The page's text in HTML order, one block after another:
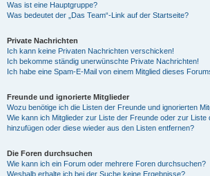
Was ist eine Hauptgruppe?
Was bedeutet der „Das Team“-Link auf der Startseite?
Private Nachrichten
Ich kann keine Privaten Nachrichten verschicken!
Ich bekomme ständig unerwünschte Private Nachrichten!
Ich habe eine Spam-E-Mail von einem Mitglied dieses
Freunde und ignorierte Mitglieder
Wozu benötige ich die Listen der Freunde und ignorierten
Wie kann ich Mitglieder zur Liste der Freunde oder zur Liste
hinzufügen oder diese wieder aus den Listen entfernen?
Die Foren durchsuchen
Wie kann ich ein Forum oder mehrere Foren durchsuchen?
Weshalb erhalte ich bei der Suche keine Ergebnisse?